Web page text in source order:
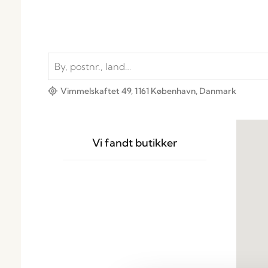
Vimmelskaftet 49, 1161 København, Danmark
Vi fandt butikker